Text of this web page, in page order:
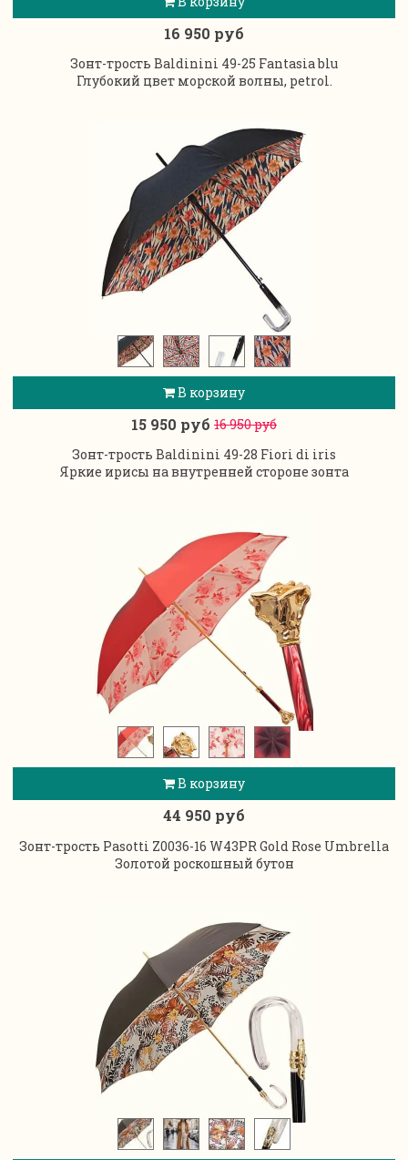
16 950 руб
Зонт-трость Baldinini 49-25 Fantasia blu
Глубокий цвет морской волны, petrol.
В корзину
15 950 руб 16 950 руб
Зонт-трость Baldinini 49-28 Fiori di iris
Яркие ирисы на внутренней стороне зонта
В корзину
44 950 руб
Зонт-трость Pasotti Z0036-16 W43PR Gold Rose Umbrella
Золотой роскошный бутон